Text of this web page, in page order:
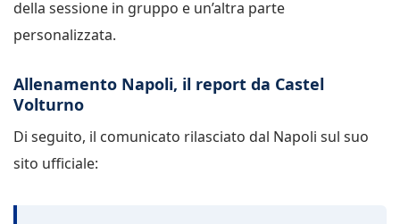
della sessione in gruppo e un’altra parte
personalizzata.
Allenamento Napoli, il report da Castel
Volturno
Di seguito, il comunicato rilasciato dal Napoli sul suo
sito ufficiale: